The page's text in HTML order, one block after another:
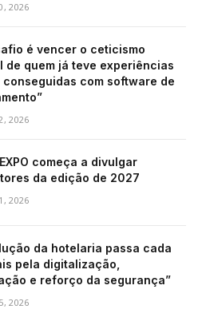
2026
é vencer o ceticismo
de quem já teve experiências
conseguidas com software de
2026
começa a divulgar
da edição de 2027
2026
da hotelaria passa cada
pela digitalização,
e reforço da segurança”
2026